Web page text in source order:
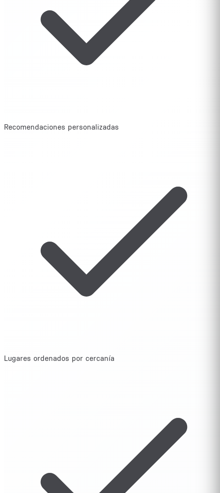
Recomendaciones personalizadas
Lugares ordenados por cercanía